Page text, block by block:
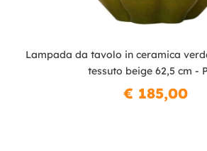
Lampada da tavolo in ceramica
tessuto beige 62,5 cm -
€ 185,00